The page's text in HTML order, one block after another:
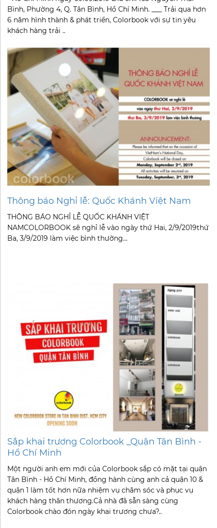
Bình, Phường 4, Q. Tân Bình, Hồ Chí Minh. ___ Trải qua hơn
6 năm hình thành & phát triển, Colorbook với sự tin yêu
khách hàng trải ..
Thông báo Nghỉ lễ: Quốc Khánh Việt Nam
THÔNG BÁO NGHỈ LỄ QUỐC KHÁNH VIỆT
NAMCOLORBOOK sẽ nghỉ lễ vào ngày thứ Hai, 2/9/2019thứ
Ba, 3/9/2019 làm việc bình thường...
Sắp khai trương Colorbook _Quận Tân Bình -
Hồ Chí Minh
Một người anh em mới của Colorbook sắp có mặt tại quận
Tân Bình - Hồ Chí Minh, đồng hành cùng anh cả quận 10 &
quận 1 làm tốt hơn nữa nhiệm vụ chăm sóc và phục vụ
khách hàng thân thương.Cả nhà đã sẵn sàng cùng
Colorbook chào đón ngày khai trương chưa?..